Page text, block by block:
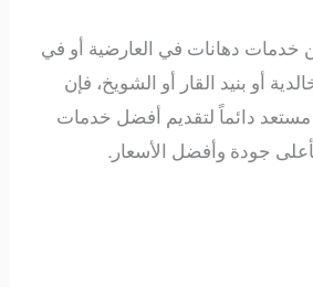
دهانات في العارضية أو في
أو بنيد القار أو الشويخ، فإن
مستعد دائماً لتقديم أفضل خدمات
جودة وأفضل الأسعار.